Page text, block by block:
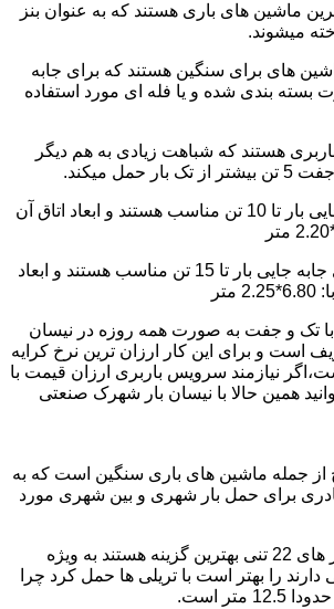
ماشین های باری هستند که به عنوان بنز
های برای سنگین هستند که برای جابه
بسته بندی شده و یا فله ای مورد استفاده
هستند که شباهت زیادی به هم دیگر
میکند.
6 چرخ ها برای جابه جایی بار تا 10 تن مناسب هستند و ابعاد اتاق آن
همان 10 چرخ ها برای جابه جایی بار تا 15 تن مناسب هستند و ابعاد
با تک و جفت به صورت همه روزه در نیسان
است و برای این کار ارزان ترین نرخ کرایه
نیازمند سرویس باربری ارزان قیمت با
همین حالا با نیسان بار شهرک صنعتی
یا همان 18 چرخ از جمله ماشین های باری سنگین است که به
برای حمل بار شهری و بین شهری مورد
تریلی ها باری حمل بار های 22 تنی بهترین گزینه هستند به ویژه
دارند را بهتر است با تریلی ها حمل کرد چرا
است.